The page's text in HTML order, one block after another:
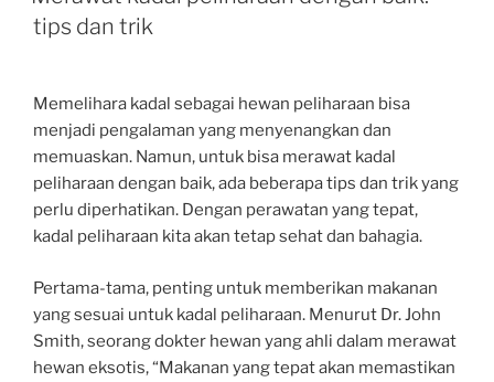
tips dan trik
Memelihara kadal sebagai hewan peliharaan bisa
menjadi pengalaman yang menyenangkan dan
memuaskan. Namun, untuk bisa merawat kadal
peliharaan dengan baik, ada beberapa tips dan trik yang
perlu diperhatikan. Dengan perawatan yang tepat,
kadal peliharaan kita akan tetap sehat dan bahagia.
Pertama-tama, penting untuk memberikan makanan
yang sesuai untuk kadal peliharaan. Menurut Dr. John
Smith, seorang dokter hewan yang ahli dalam merawat
hewan eksotis, “Makanan yang tepat akan memastikan